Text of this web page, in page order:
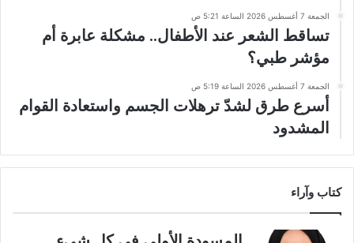
الجمعة 7 أغسطس 2026 الساعة 5:21 ص
تساقط الشعر عند الأطفال.. مشكلة عابرة أم
مؤشر طبي؟
الجمعة 7 أغسطس 2026 الساعة 5:19 ص
أسرع طرق لشدّ ترهلات الجسم واستعادة القوام
المشدود
كتاب وآراء